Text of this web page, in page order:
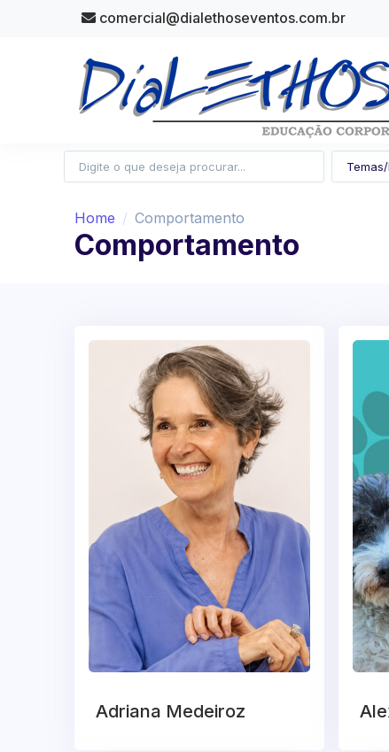
comercial@dialethoseventos.com.br
Home Comportamento
Comportamento
Adriana Medeiroz